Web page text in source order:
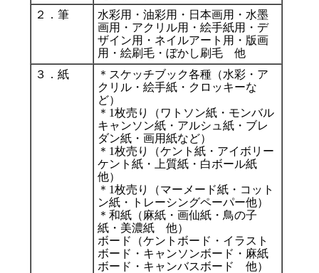
小田原観光
２．筆
水彩用・油彩用・日本画用・水墨
画用・アクリル用・絵手紙用・デ
ザイン用・ネイルアート用・版画
用・絵刷毛・ぼかし刷毛 他
３．紙
＊スケッチブック各種（水彩・ア
クリル・絵手紙・クロッキーな
ど）
＊1枚売り（ワトソン紙・モンバル
キャンソン紙・アルシュ紙・ブレ
ダン紙・画用紙など）
＊1枚売り（ケント紙・アイボリー
ケント紙・上質紙・白ボール紙
他）
＊1枚売り（マーメード紙・コット
ン紙・トレーシングペーパー他）
＊和紙（麻紙・画仙紙・鳥の子
紙・美濃紙 他）
ボード（ケントボード・イラスト
ボード・キャンソンボード・麻紙
ボード・キャンバスボード 他）